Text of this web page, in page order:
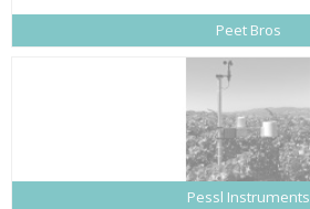
Peet Bros
Pessl Instruments